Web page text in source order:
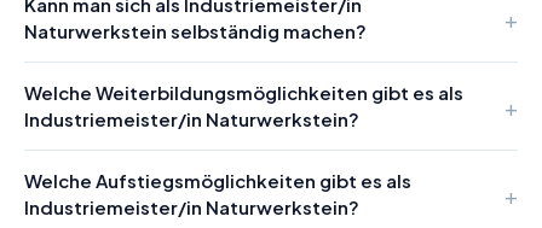
Naturwerkstein selbständig machen?
Welche Weiterbildungsmöglichkeiten gibt es als
Industriemeister/in Naturwerkstein?
Welche Aufstiegsmöglichkeiten gibt es als
Industriemeister/in Naturwerkstein?